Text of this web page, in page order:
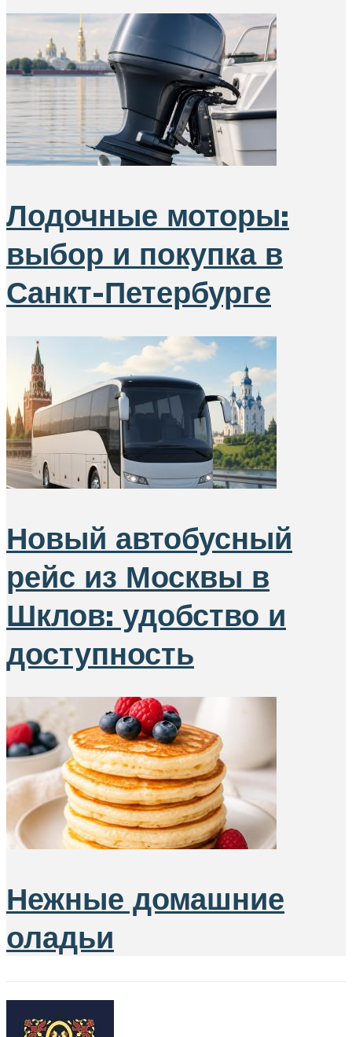
Лодочные моторы:
выбор и покупка в
Санкт-Петербурге
Новый автобусный
рейс из Москвы в
Шклов: удобство и
доступность
Нежные домашние
оладьи